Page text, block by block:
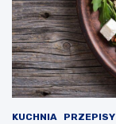
KUCHNIA